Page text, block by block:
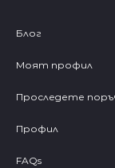
Блог
Моят профил
Проследете
Профил
FAQs